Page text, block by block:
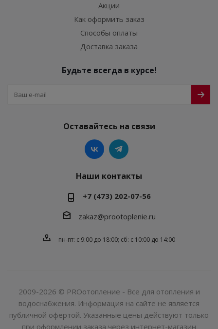
Акции
Как оформить заказ
Способы оплаты
Доставка заказа
Будьте всегда в курсе!
Оставайтесь на связи
Наши контакты
+7 (473) 202-07-56
zakaz@prootoplenie.ru
пн-пт: c 9:00 до 18:00; сб: с 10:00 до 14:00
2009-2026 © PROотопление - Все для отопления и
водоснабжения. Информация на сайте не является
публичной офертой. Указанные цены действуют только
при оформлении заказа через интернет-магазин